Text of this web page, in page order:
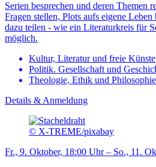
Serien besprechen und deren Themen
Fragen stellen, Plots aufs eigene
dazu teilen - wie ein Literaturkreis für
möglich.
Kultur, Literatur und freie Künste
Politik. Gesellschaft und
Theologie, Ethik und Philosophie
Details & Anmeldung
© X-TREME/pixabay
Fr., 9. Oktober, 18:00 Uhr – So., 11.